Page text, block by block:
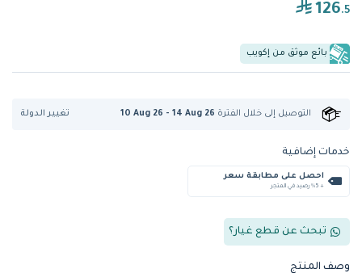
126.5
بائع موثق من إكويب
التوصيل إلى خلال الفترة 10 Aug 26 - 14 Aug 26 تغيير الدولة
خدمات إضافية
احصل على مطابقة سعر
+ %5 رصيد في المتجر
تبحث عن قطع غيار؟
وصف المنتج